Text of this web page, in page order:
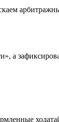
а